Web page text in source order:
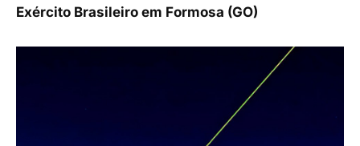
Exército Brasileiro em Formosa (GO)